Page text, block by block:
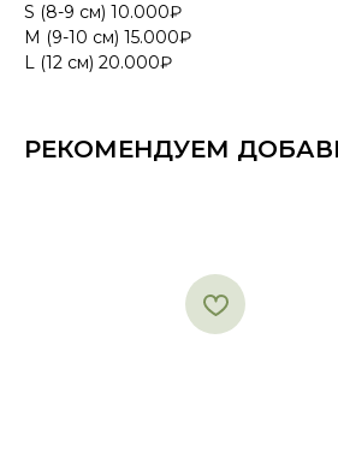
S (8-9 см) 10.000₽
M (9-10 см) 15.000₽
L (12 см) 20.000₽
РЕКОМЕНДУЕМ